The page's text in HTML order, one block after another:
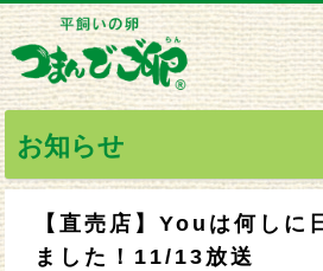
お知らせ
【直売店】Youは何しに
ました！11/13放送